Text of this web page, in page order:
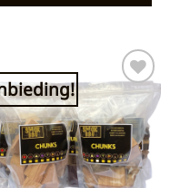
Toevoegen
aan
verlanglijst